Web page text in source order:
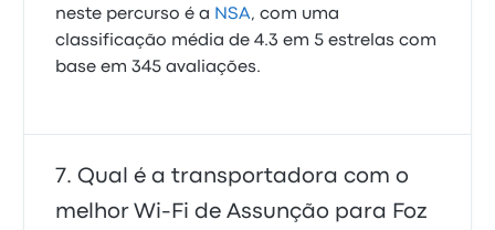
neste percurso é a NSA, com uma
classificação média de 4.3 em 5 estrelas com
base em 345 avaliações.
Qual é a transportadora com o
melhor Wi-Fi de Assunção para Foz